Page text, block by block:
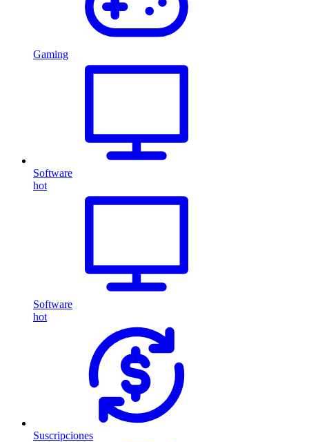
Gaming
Software
hot
Software
hot
Suscripciones